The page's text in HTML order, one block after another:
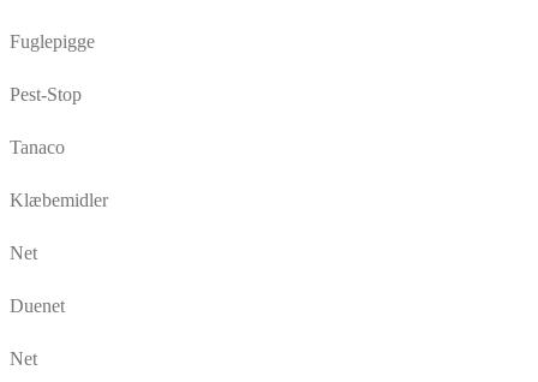
Fuglepigge
Pest-Stop
Tanaco
Klæbemidler
Net
Duenet
Net